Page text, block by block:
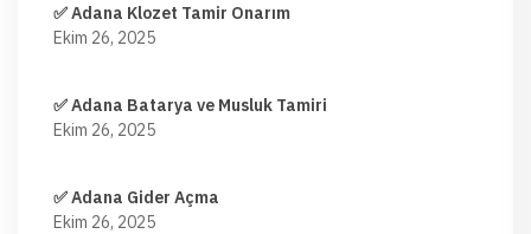
✅ Adana Klozet Tamir Onarım
Ekim 26, 2025
✅ Adana Batarya ve Musluk Tamiri
Ekim 26, 2025
✅ Adana Gider Açma
Ekim 26, 2025